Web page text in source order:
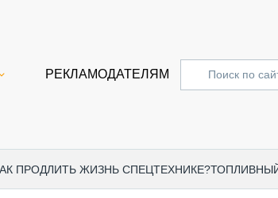
РЕКЛАМОДАТЕЛЯМ
ПРОДЛИТЬ ЖИЗНЬ СПЕЦТЕХНИКЕ?